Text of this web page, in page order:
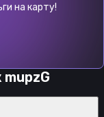
на карту!
mupzG